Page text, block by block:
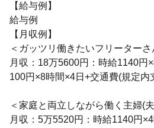
【給与例】
給与例
【月収例】
＜ガッツリ働きたいフリーターさ
月収：18万5600円：時給1140円
100円×8時間×4日+交通費(規定内
＜家庭と両立しながら働く主婦(
月収：5万5520円：時給1140円